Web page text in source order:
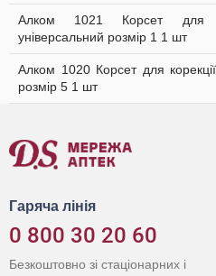
Алком 1021 Корсет для
універсальний розмір 1 1 шт
Алком 1020 Корсет для
розмір 5 1 шт
Гаряча лінія
0 800 30 20 60
Безкоштовно зі стаціонарних і